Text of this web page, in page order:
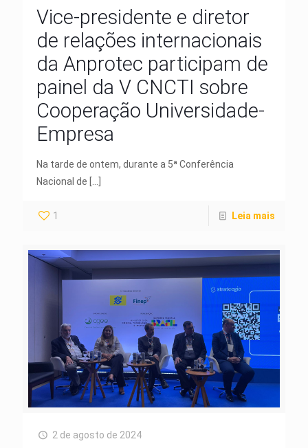
Vice-presidente e diretor
de relações internacionais
da Anprotec participam de
painel da V CNCTI sobre
Cooperação Universidade-
Empresa
Na tarde de ontem, durante a 5ª Conferência
Nacional de
1 Leia mais
2 de agosto de 2024